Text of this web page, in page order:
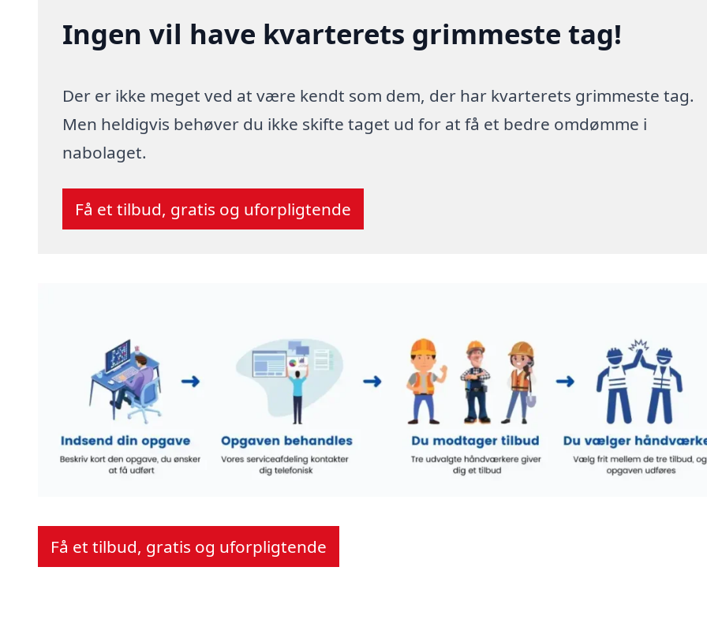
Ingen vil have kvarterets grimmeste tag!
Der er ikke meget ved at være kendt som dem, der har kvarterets grimmeste tag.
Men heldigvis behøver du ikke skifte taget ud for at få et bedre omdømme i
nabolaget.
Få et tilbud, gratis og uforpligtende
Få et tilbud, gratis og uforpligtende